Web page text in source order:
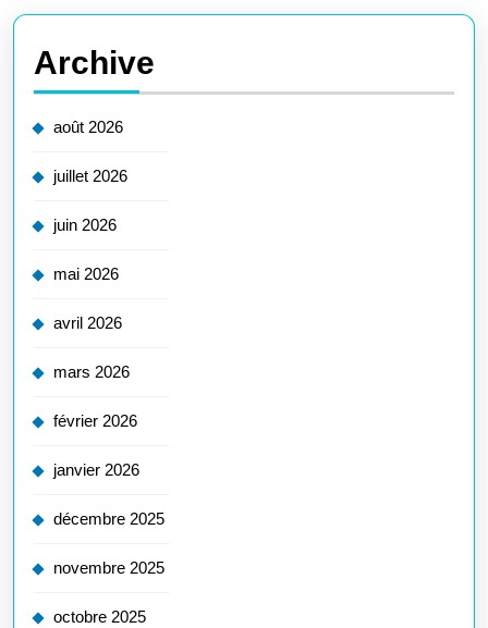
Archive
août 2026
juillet 2026
juin 2026
mai 2026
avril 2026
mars 2026
février 2026
janvier 2026
décembre 2025
novembre 2025
octobre 2025